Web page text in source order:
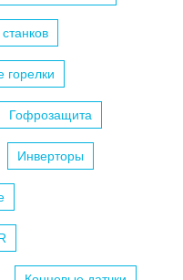
горелки
Гофрозащита
Инверторы